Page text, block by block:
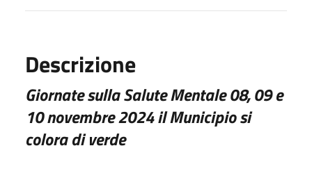
Descrizione
Giornate sulla Salute Mentale08, 09 e
10 novembre 2024 il Municipio si
colora di verde